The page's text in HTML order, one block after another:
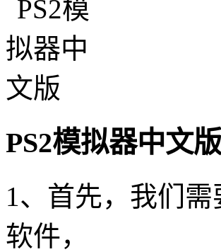
PS2模拟器中文
1、首先，我们
软件，